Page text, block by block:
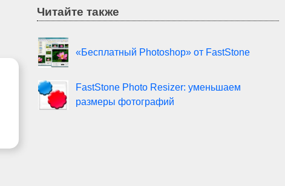
Читайте также
«Бесплатный Photoshop» от FastStone
FastStone Photo Resizer: уменьшаем
размеры фотографий